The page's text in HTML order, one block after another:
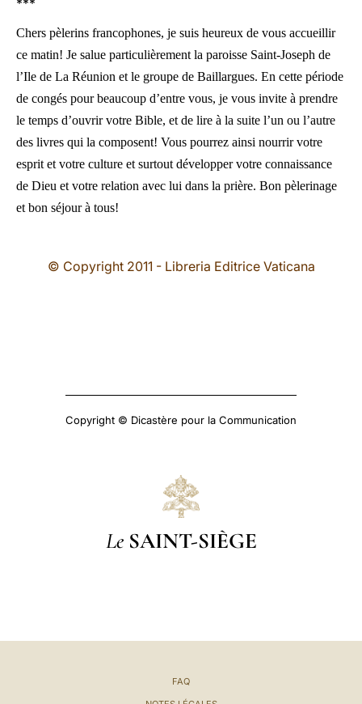
***
Chers pèlerins francophones, je suis heureux de vous accueillir
ce matin! Je salue particulièrement la paroisse Saint-Joseph de
l’Ile de La Réunion et le groupe de Baillargues. En cette période
de congés pour beaucoup d’entre vous, je vous invite à prendre
le temps d’ouvrir votre Bible, et de lire à la suite l’un ou l’autre
des livres qui la composent! Vous pourrez ainsi nourrir votre
esprit et votre culture et surtout développer votre connaissance
de Dieu et votre relation avec lui dans la prière. Bon pèlerinage
et bon séjour à tous!
© Copyright 2011 - Libreria Editrice Vaticana
Copyright © Dicastère pour la Communication
Le SAINT-SIÈGE
FAQ